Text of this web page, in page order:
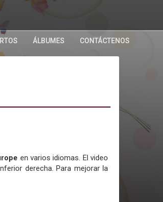
ÁLBUMES CONTÁCTENOS
en varios idiomas. El video
derecha. Para mejorar la